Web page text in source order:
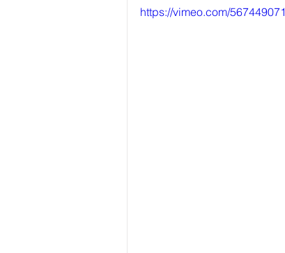
https://vimeo.com/567449071